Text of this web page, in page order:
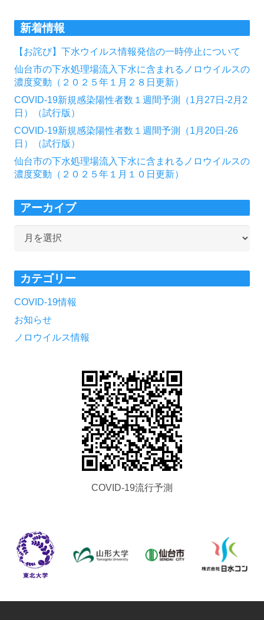
新着情報
【お詫び】下水ウイルス情報発信の一時停止について
仙台市の下水処理場流入下水に含まれるノロウイルスの
濃度変動（２０２５年１月２８日更新）
COVID-19新規感染陽性者数１週間予測（1月27日-2月2
日）（試行版）
COVID-19新規感染陽性者数１週間予測（1月20日-26
日）（試行版）
仙台市の下水処理場流入下水に含まれるノロウイルスの
濃度変動（２０２５年１月１０日更新）
アーカイブ
イ
ブ
カテゴリー
COVID-19情報
お知らせ
ノロウイルス情報
COVID-19流行予測